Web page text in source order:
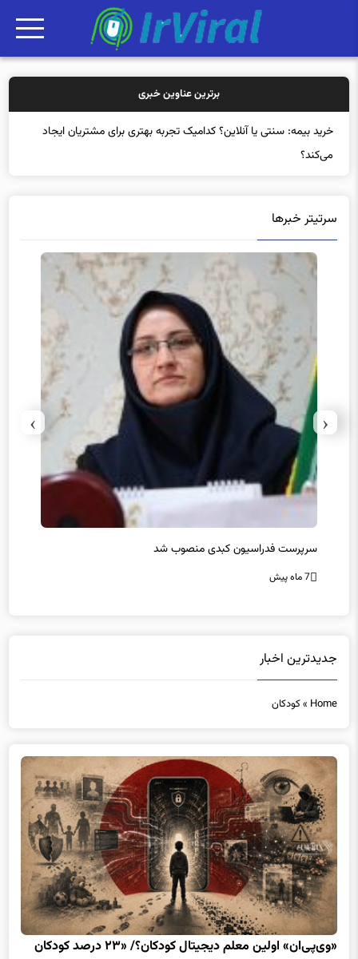
برترین عناوین خبری
خرید بیمه: سنتی ی
سرپرست فدراسیون کبدی منصوب شد
7 ماه پیش
Home
»کودکان
«وی‌پی‌ان» اولین معلم دیجیتال کودکان؟/ «۲۳ درصد کودکان
ایرانی فیلترشکن دارند»؛ آماری که نباید عادی تلقی شود